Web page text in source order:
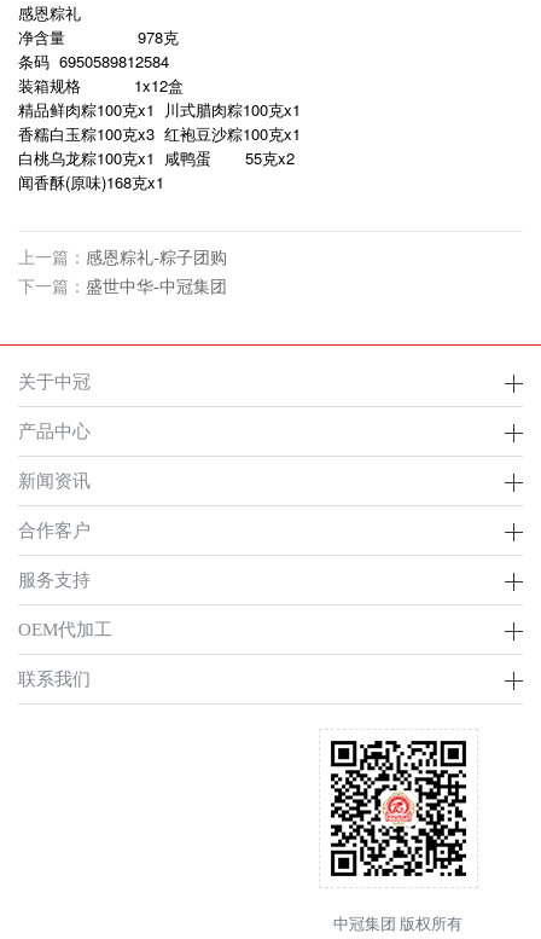
感恩粽礼
净含量
978克
条码 6950589812584
装箱规格
1x12盒
精品鲜肉粽100克x1
川式腊肉粽100克x1
香糯白玉粽100克x3 红袍豆沙粽100克x1
白桃乌龙粽100克x1 咸鸭蛋 55克x2
闻香酥(原味)168克x1
上一篇： 感恩粽礼-粽子团购
下一篇： 盛世中华-中冠集团
关于中冠
产品中心
新闻资讯
合作客户
服务支持
OEM代加工
联系我们
中冠集团 版权所有